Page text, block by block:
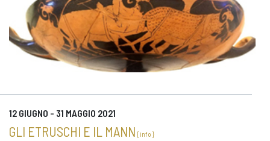
12 GIUGNO - 31 MAGGIO 2021
GLI ETRUSCHI E IL MANN { info }